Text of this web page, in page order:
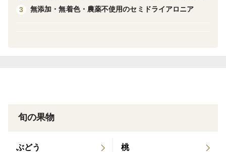
培・商品企画・販売などをしているベルファームといい
3
無添加・無着色・農薬不使用のセミドライアロニア
旬の果物
ぶどう 桃